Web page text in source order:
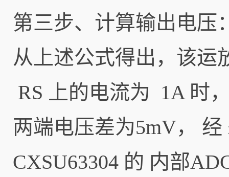
第三步、计算输出电压
从上述公式得出，该运
RS 上的电流为 1A 时
两端电压差为5mV，
CXSU63304 的 内部